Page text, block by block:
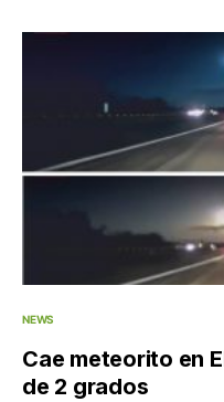
NEWS
Cae meteorito en
de 2 grados